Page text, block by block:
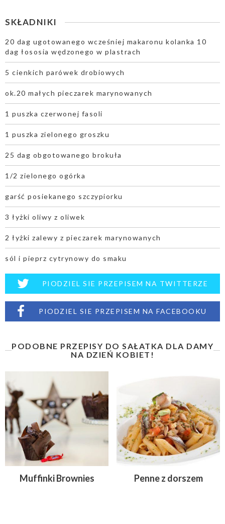
SKŁADNIKI
20 dag ugotowanego wcześniej makaronu kolanka 10
dag łososia wędzonego w plastrach
5 cienkich parówek drobiowych
ok.20 małych pieczarek marynowanych
1 puszka czerwonej fasoli
1 puszka zielonego groszku
25 dag obgotowanego brokuła
1/2 zielonego ogórka
garść posiekanego szczypiorku
3 łyżki oliwy z oliwek
2 łyżki zalewy z pieczarek marynowanych
sól i pieprz cytrynowy do smaku
PIODZIEL SIE PRZEPISEM NA TWITTERZE
PIODZIEL SIE PRZEPISEM NA FACEBOOKU
PODOBNE PRZEPISY DO SAŁATKA DLA DAMY
NA DZIEŃ KOBIET!
Muffinki Brownies Penne z dorszem